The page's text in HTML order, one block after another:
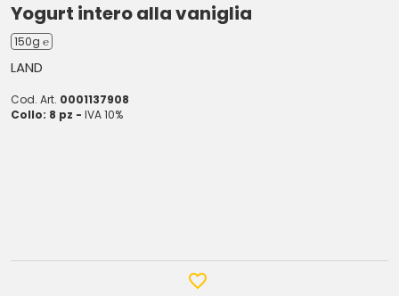
Yogurt intero alla vaniglia
150g ℮
LAND
Cod. Art. 0001137908
Collo: 8 pz - IVA 10%